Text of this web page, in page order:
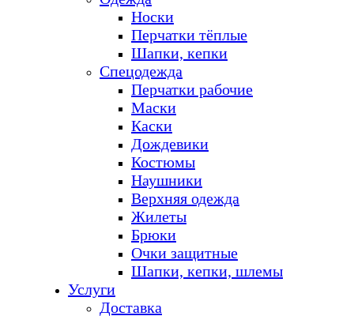
Носки
Перчатки тёплые
Шапки, кепки
Спецодежда
Перчатки рабочие
Маски
Каски
Дождевики
Костюмы
Наушники
Верхняя одежда
Жилеты
Брюки
Очки защитные
Шапки, кепки, шлемы
Услуги
Доставка